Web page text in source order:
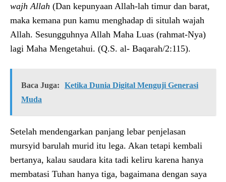
wajh Al­lah (Dan kepunyaan Allah-lah timur dan barat,
maka kemana pun kamu menghadap di situlah wajah
Allah. Sesungguhnya Allah Maha Luas (rahmat-Nya)
lagi Maha Mengetahui. (Q.S. al- Baqarah/2:115).
Baca Juga:
Ketika Dunia Digital Menguji Generasi
Muda
Setelah mendengarkan panjang lebar penjelasan
mursyid barulah murid itu lega. Akan tetapi kembali
bertanya, kalau saudara kita tadi keliru karena hanya
membatasi Tuhan han­ya tiga, bagaimana dengan saya